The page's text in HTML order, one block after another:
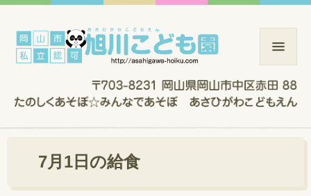
7月1日の給食